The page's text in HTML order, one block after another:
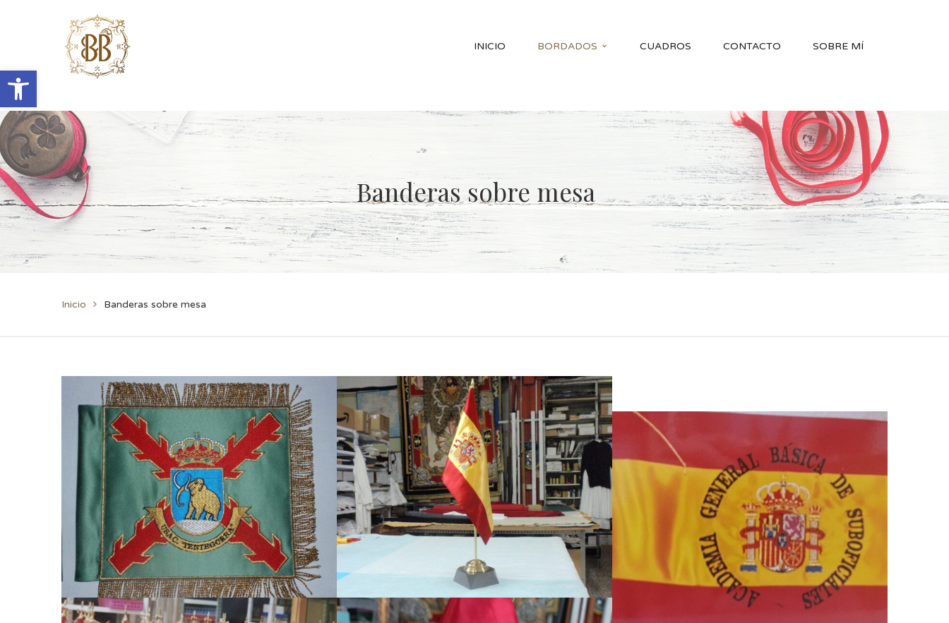
Abrir barra de herramientas
INICIO BORDADOS CUADROS CONTACTO SOBRE MÍ
Banderas sobre mesa
Inicio Banderas sobre mesa